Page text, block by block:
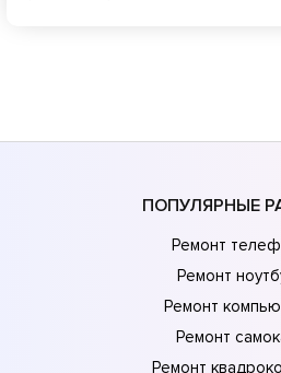
ПОПУЛЯРНЫЕ
Ремонт
Ремонт
Ремонт
Ремонт
Ремонт